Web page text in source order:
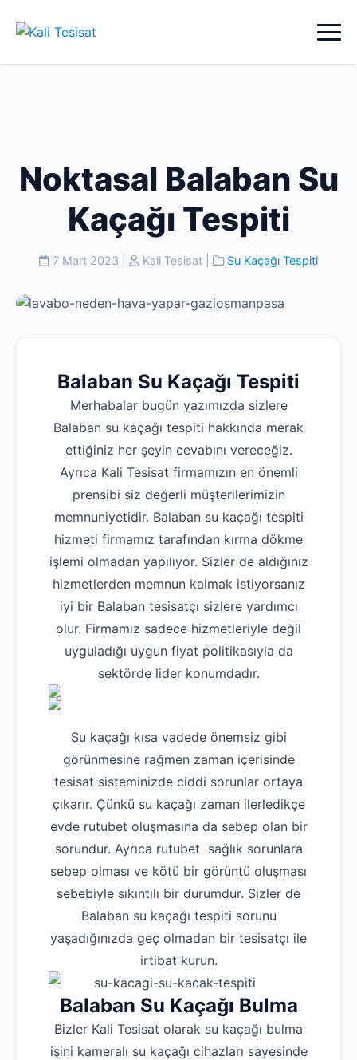
Noktasal Balaban Su
Kaçağı Tespiti
7 Mart 2023 Kali Tesisat Su Kaçağı Tespiti
Balaban Su Kaçağı Tespiti
Merhabalar bugün yazımızda sizlere
Balaban su kaçağı tespiti hakkında merak
ettiğiniz her şeyin cevabını vereceğiz.
Ayrıca Kali Tesisat firmamızın en önemli
prensibi siz değerli müşterilerimizin
memnuniyetidir. Balaban su kaçağı tespiti
hizmeti firmamız tarafından kırma dökme
işlemi olmadan yapılıyor. Sizler de aldığınız
hizmetlerden memnun kalmak istiyorsanız
iyi bir Balaban tesisatçı sizlere yardımcı
olur. Firmamız sadece hizmetleriyle değil
uyguladığı uygun fiyat politikasıyla da
sektörde lider konumdadır.
Su kaçağı kısa vadede önemsiz gibi
görünmesine rağmen zaman içerisinde
tesisat sisteminizde ciddi sorunlar ortaya
çıkarır. Çünkü su kaçağı zaman ilerledikçe
evde rutubet oluşmasına da sebep olan bir
sorundur. Ayrıca rutubet sağlık sorunlara
sebep olması ve kötü bir görüntü oluşması
sebebiyle sıkıntılı bir durumdur. Sizler de
Balaban su kaçağı tespiti sorunu
yaşadığınızda geç olmadan bir tesisatçı ile
irtibat kurun.
Balaban Su Kaçağı Bulma
Bizler Kali Tesisat olarak su kaçağı bulma
işini kameralı su kaçağı cihazları sayesinde